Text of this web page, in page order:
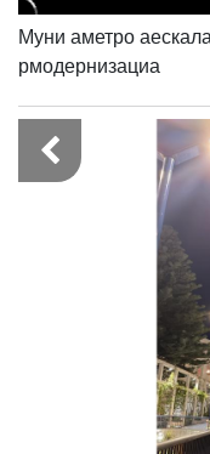
Муни аметро
рмодернизациа